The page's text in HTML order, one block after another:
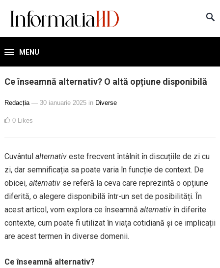
MENU
Ce înseamnă alternativ? O altă opțiune disponibilă
Redacția — 30 ianuarie 2025 in Diverse
0 Likes
Cuvântul alternativeste frecvent întâlnit în discuțiile de zi cu
zi, dar semnificația sa poate varia în funcție de context. De
obicei, alternativse referă la ceva care reprezintă o opțiune
diferită, o alegere disponibilă într-un set de posibilități. În
acest articol, vom explora ce înseamnă alternativîn diferite
contexte, cum poate fi utilizat în viața cotidiană și ce implicații
are acest termen în diverse domenii.
Ce înseamnă alternativ?